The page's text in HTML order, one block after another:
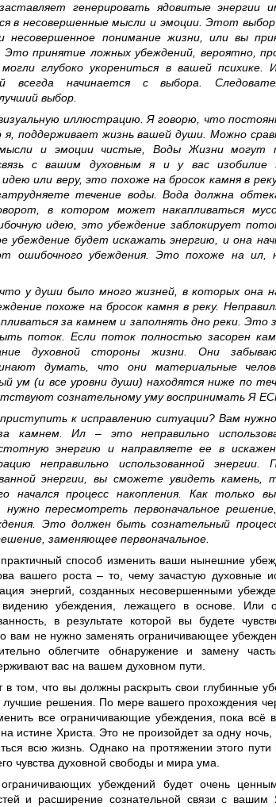
генерировать ядовитые
в несовершенные мысли и эмоции. Этот
понимание жизни, или вы
Это принятие ложных убеждений, вероятно,
глубоко укорениться в вашей психике.
всегда начинается с выбора.
выбор.
иллюстрацию. Я говорю, что
поддерживает жизнь вашей души. Можно
и эмоции чистые, Воды Жизни могут
с вашим духовным я и у вас изобилие
или веру, это похоже на бросок камня в
течение воды. Вода должна
в котором может накапливаться
идею, это убеждение заблокирует
убеждение будет искажать энергию, и она
ошибочного убеждения. Это похоже на ил,
у души было много жизней, в которых она
похоже на бросок камня в реку.
за камнем и заполнять дно реки.
поток. Если поток полностью засорен
духовной стороны жизни. Они
думать, что они материальные
ум (и все уровни души) находятся ниже по
сознательному уму воспринимать Я
к исправлению ситуации? Вам
камнем. Ил – это неправильно
энергию и направляете ее в
неправильно использованной энергии.
энергии, вы сможете увидеть камень,
начался процесс накопления. Как только
нужно пересмотреть первоначальное
Это должен быть сознательный
заменяющее первоначальное.
способ изменить ваши нынешние
вашего роста – то, чему зачастую духовные
энергий, созданных несовершенными
видению убеждения, лежащего в основе. Или
в результате которой вы будете
вам не нужно заменять ограничивающее
облегчите обнаружение и замену
вас на вашем духовном пути.
в том, что вы должны раскрыть свои глубинные
лучшие решения. По мере вашего прохождения
все ограничивающие убеждения, пока всё
истине Христа. Это не произойдет за одну
всю жизнь. Однако на протяжении этого
чувства духовной свободы и мира ума.
убеждений будет очень
и расширение сознательной связи с